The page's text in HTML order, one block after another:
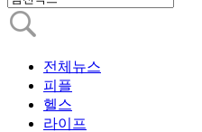
전체뉴스
피플
헬스
라이프